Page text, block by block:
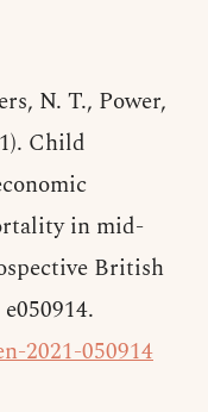
N. T., Power,
Child
in mid-
British
e050914.
2021-050914